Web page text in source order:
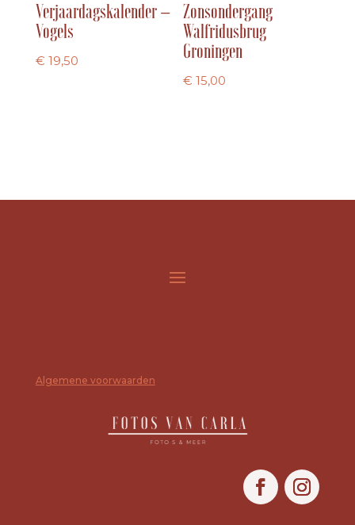
Verjaardagskalender –
Vogels
€ 19,50
Zonsondergang
Walfridusbrug
Groningen
€ 15,00
Algemene voorwaarden